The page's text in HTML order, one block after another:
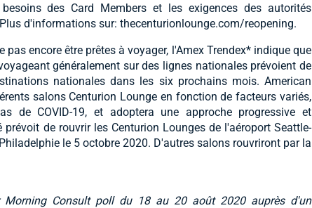
des Card Members et les exigences des autorités
d'informations sur: thecenturionlounge.com/reopening.
encore être prêtes à voyager, l'Amex Trendex* indique que
généralement sur des lignes nationales prévoient de
nationales dans les six prochains mois. American
salons Centurion Lounge en fonction de facteurs variés,
de COVID-19, et adoptera une approche progressive et
de rouvrir les Centurion Lounges de l'aéroport Seattle-
le 5 octobre 2020. D'autres salons rouvriront par la
Morning Consult poll du 18 au 20 août 2020 auprès d'un